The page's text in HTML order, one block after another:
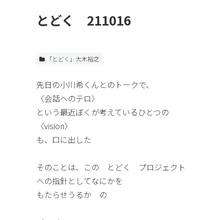
とどく 211016
「とどく」大木裕之
先日の小川希くんとのトークで、
〈会話へのテロ〉
という最近ぼくが考えているひとつの
〈vision〉
も、口に出した
そのことは、この とどく プロジェクト
への指針としてなにかを
もたらせうるか の